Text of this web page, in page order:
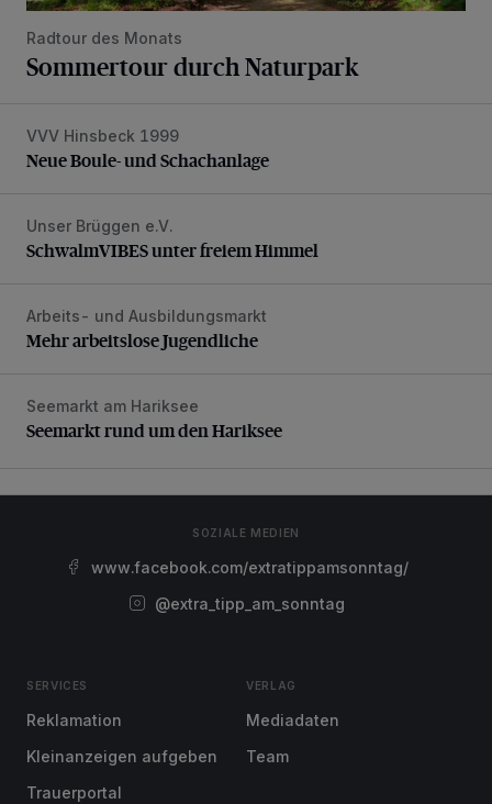
Radtour des Monats
Sommertour durch Naturpark
Neue Boule- und Schachanlage
VVV Hinsbeck 1999
Neue Boule- und Schachanlage
SchwalmVIBES unter freiem Himmel
Unser Brüggen e.V.
SchwalmVIBES unter freiem Himmel
Mehr arbeitslose Jugendliche
Arbeits- und Ausbildungsmarkt
Mehr arbeitslose Jugendliche
Seemarkt rund um den Hariksee
Seemarkt am Hariksee
Seemarkt rund um den Hariksee
SOZIALE MEDIEN
www.facebook.com/extratippamsonntag/
@extra_tipp_am_sonntag
SERVICES
Reklamation
Kleinanzeigen aufgeben
Trauerportal
VERLAG
Mediadaten
Team